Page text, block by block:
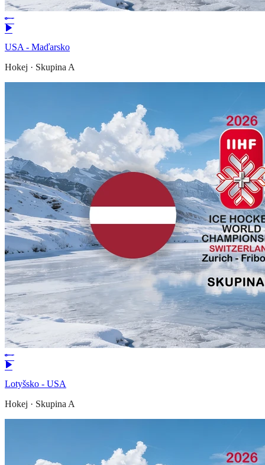
USA - Maďarsko
Hokej · Skupina A
Lotyšsko - USA
Hokej · Skupina A